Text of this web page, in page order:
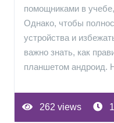
помощниками в
Однако, чтобы
устройства и
важно знать, как
планшетом андроид.
262 views